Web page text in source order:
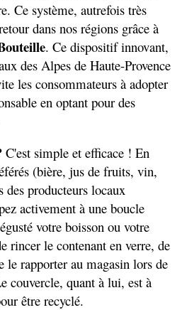
Ce système, autrefois très
dans nos régions grâce à
. Ce dispositif innovant,
des Alpes de Haute-Provence
les consommateurs à adopter
en optant pour des
C'est simple et efficace ! En
(bière, jus de fruits, vin,
producteurs locaux
activement à une boucle
votre boisson ou votre
rincer le contenant en verre, de
le rapporter au magasin lors de
couvercle, quant à lui, est à
être recyclé.